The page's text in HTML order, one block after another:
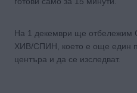
На 1 декември ще отбележим
ХИВ/СПИН, което е още един
центъра и да се изследват.